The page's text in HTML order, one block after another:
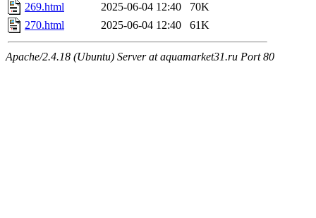
269.html
2025-06-04 12:40
70K
270.html
2025-06-04 12:40 61K
Apache/2.4.18 (Ubuntu) Server at aquamarket31.ru Port 80